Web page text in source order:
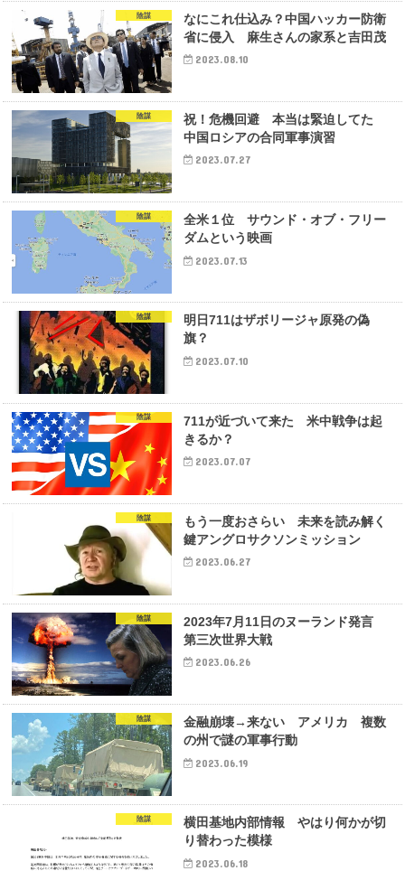
陰謀
なにこれ仕込み？中国ハッカー防衛
省に侵入 麻生さんの家系と吉田茂
2023.08.10
陰謀
祝！危機回避 本当は緊迫してた
中国ロシアの合同軍事演習
2023.07.27
陰謀
全米１位 サウンド・オブ・フリー
ダムという映画
2023.07.13
陰謀
明日711はザボリージャ原発の偽
旗？
2023.07.10
陰謀
711が近づいて来た 米中戦争は起
きるか？
2023.07.07
陰謀
もう一度おさらい 未来を読み解く
鍵アングロサクソンミッション
2023.06.27
陰謀
2023年7月11日のヌーランド発言
第三次世界大戦
2023.06.26
陰謀
金融崩壊→来ない アメリカ 複数
の州で謎の軍事行動
2023.06.19
陰謀
横田基地内部情報 やはり何かが切
り替わった模様
2023.06.18